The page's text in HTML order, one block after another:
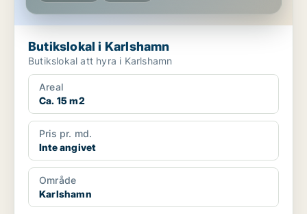
Butikslokal i Karlshamn
Butikslokal att hyra i Karlshamn
Areal
Ca. 15 m2
Pris pr. md.
Inte angivet
Område
Karlshamn